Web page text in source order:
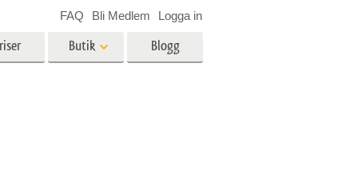
Butik Blogg
FAQ Bli Medlem Logga in